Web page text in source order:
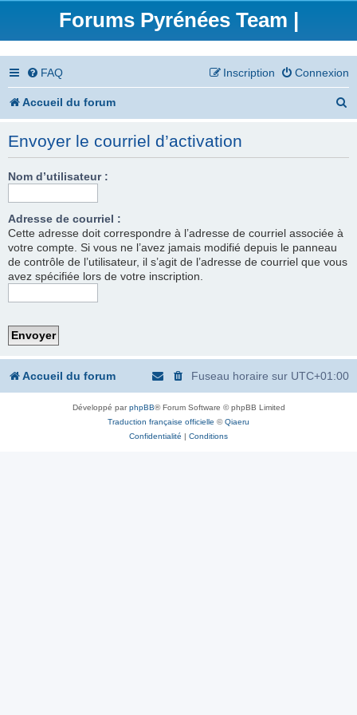
Forums Pyrénées Team |
FAQ Connexion
Inscription
Accueil du forum
Envoyer le courriel d’activation
Nom d’utilisateur :
Adresse de courriel :
Cette adresse doit correspondre à l’adresse de courriel associée à
votre compte. Si vous ne l’avez jamais modifié depuis le panneau
de contrôle de l’utilisateur, il s’agit de l’adresse de courriel que vous
avez spécifiée lors de votre inscription.
Accueil du forum Fuseau horaire sur UTC+01:00
Développé parphpBB® Forum Software © phpBB Limited
Traduction française officielle ©Qiaeru
Confidentialité | Conditions